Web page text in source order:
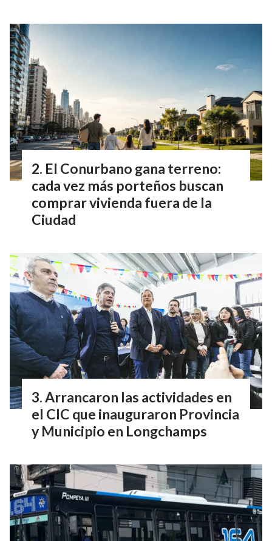
El Conurbano gana terreno:
cada vez más porteños buscan
comprar vivienda fuera de la
Ciudad
Arrancaron las actividades en
el CIC que inauguraron Provincia
y Municipio en Longchamps